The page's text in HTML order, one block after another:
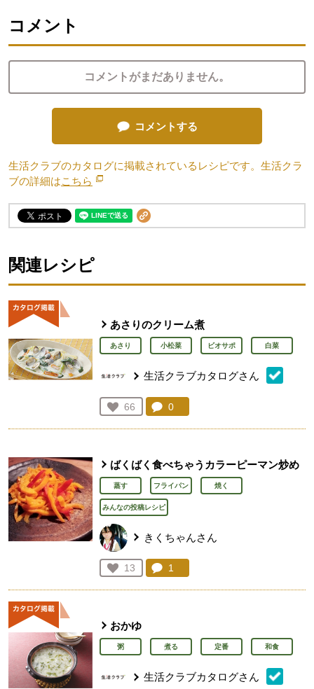
コメント
コメントがまだありません。
コメントする
生活クラブのカタログに掲載されているレシピです。生活クラ
ブの詳細はこちら 別のウィンドウで開きます。
関連レシピ
あさりのクリーム煮
あさり 小松菜 ビオサポ 白菜
生活クラブカタログさん
お気に入り登録：
66
人が登録
コメント：
0
ばくばく食べちゃうカラーピーマン炒め
蒸す フライパン 焼く
みんなの投稿レシピ
きくちゃんさん
お気に入り登録：
13
人が登録
コメント：
1
おかゆ
粥 煮る 定番 和食
生活クラブカタログさん